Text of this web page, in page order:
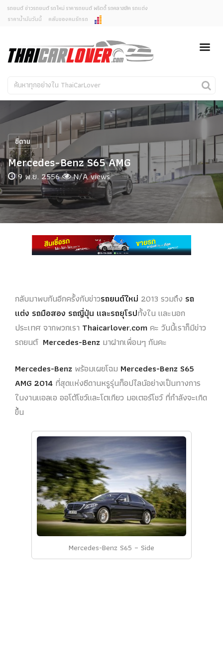
ยกเลิกการแจ้งเตือน
คุณต้องการยกเลิกการแจ้งเตือนข่าวสารเมื่อมีการอัพเดต
ใช่หรือไม่?
ไม่
รถยนต์ ข่าวรถยนต์ รถใหม่ ราคารถยนต์ พริตตี้ รถคลาสสิค รถแต่ง
ราคาน้ำมันวันนี้
คลับของคนรักรถ
รถใหม่
คนรักรถ
รถแต่ง
พริตตี้
Car In The Movie
สเปคราคา รถยนต์
ซีดาน
Mercedes-Benz S65 AMG
9 พ.ย. 2556 N/A views
กลับมาพบกันอีกครั้งกับข่าวรถยนต์ใหม่ 2013 รวมถึง รถ
แต่ง รถมือสอง รถญี่ปุ่น และรถยุโรปทั้งใน และนอก
ประเทศ จากพวกเรา Thaicarlover.comคะ วันนี้เราก็มีข่าว
รถยนต์ Mercedes-Benz มาฝากเพื่อนๆ กันคะ
Mercedes-Benz พร้อมเผยโฉม Mercedes-Benz S65
AMG 2014 ที่สุดแห่งซีดานหรูรุ่นท็อปไลน์อย่างเป็นทางการ
ในงานแอลเอ ออโต้โชว์และโตเกียว มอเตอร์โชว์ ที่กำลังจะเกิด
ขึ้น
Mercedes-Benz S65 – Side